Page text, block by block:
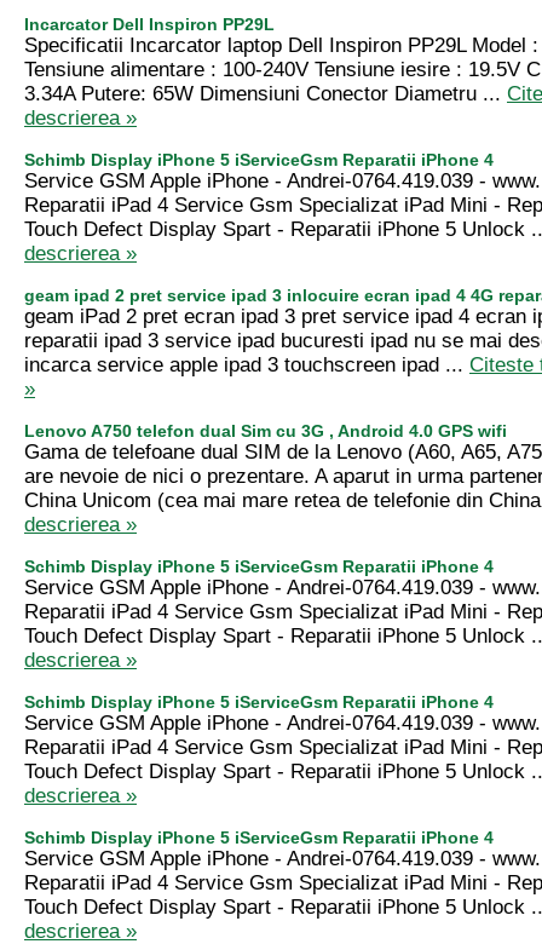
Incarcator Dell Inspiron PP29L
Specificatii Incarcator laptop Dell Inspiron PP29L Model
Tensiune alimentare : 100-240V Tensiune iesire : 19.5V
3.34A Putere: 65W Dimensiuni Conector Diametru ...
descrierea »
Schimb Display iPhone 5 iServiceGsm Reparatii iPhone 4
Service GSM Apple iPhone - Andrei-0764.419.039 -
Reparatii iPad 4 Service Gsm Specializat iPad Mini -
Touch Defect Display Spart - Reparatii iPhone 5 Unlock
descrierea »
geam ipad 2 pret service ipad 3 inlocuire ecran ipad 4 4G
geam iPad 2 pret ecran ipad 3 pret service ipad 4 ecran
reparatii ipad 3 service ipad bucuresti ipad nu se mai
incarca service apple ipad 3 touchscreen ipad ... Citeste
»
Lenovo A750 telefon dual Sim cu 3G , Android 4.0 GPS wifi
Gama de telefoane dual SIM de la Lenovo (A60, A65,
are nevoie de nici o prezentare. A aparut in urma
China Unicom (cea mai mare retea de telefonie din
descrierea »
Schimb Display iPhone 5 iServiceGsm Reparatii iPhone 4
Service GSM Apple iPhone - Andrei-0764.419.039 -
Reparatii iPad 4 Service Gsm Specializat iPad Mini -
Touch Defect Display Spart - Reparatii iPhone 5 Unlock
descrierea »
Schimb Display iPhone 5 iServiceGsm Reparatii iPhone 4
Service GSM Apple iPhone - Andrei-0764.419.039 -
Reparatii iPad 4 Service Gsm Specializat iPad Mini -
Touch Defect Display Spart - Reparatii iPhone 5 Unlock
descrierea »
Schimb Display iPhone 5 iServiceGsm Reparatii iPhone 4
Service GSM Apple iPhone - Andrei-0764.419.039 -
Reparatii iPad 4 Service Gsm Specializat iPad Mini -
Touch Defect Display Spart - Reparatii iPhone 5 Unlock
descrierea »